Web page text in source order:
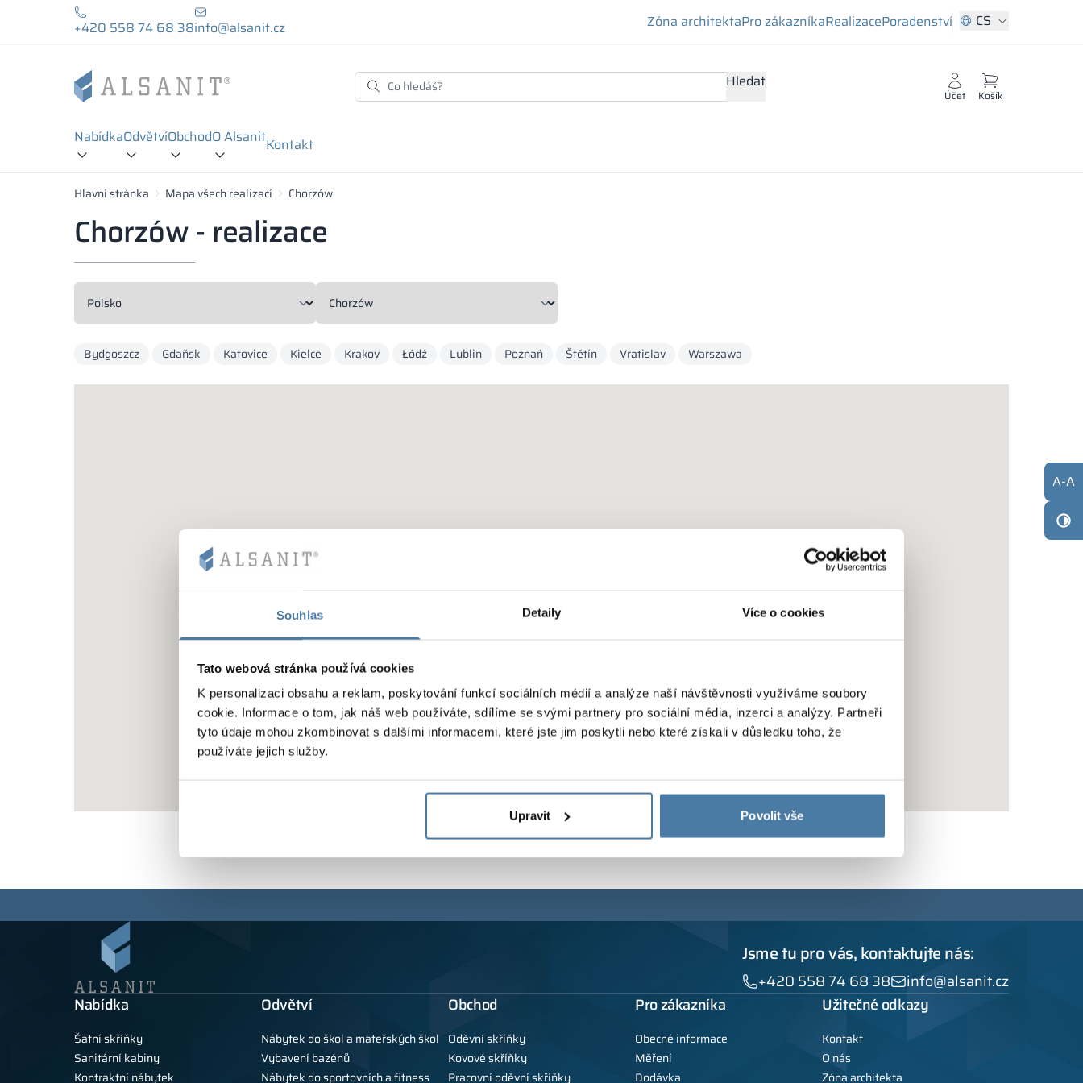
Souhlas Detaily Více o cookies
Tato webová stránka používá cookies
K personalizaci obsahu a reklam, poskytování funkcí sociálních médií a analýze naší návštěvnosti využíváme soubory
cookie. Informace o tom, jak náš web používáte, sdílíme se svými partnery pro sociální média, inzerci a analýzy. Partneři
tyto údaje mohou zkombinovat s dalšími informacemi, které jste jim poskytli nebo které získali v důsledku toho, že
používáte jejich služby.
Upravit Povolit vše
+420 558 74 68 38info@alsanit.cz Zóna architektaPro zákazníkaRealizacePoradenství CS
Hledat
Účet Košík
NabídkaOdvětvíObchodO AlsanitKontakt
Hlavní stránka Mapa všech realizací Chorzów
Chorzów - realizace
Bydgoszcz Gdaňsk Katovice Kielce Krakov Łódź Lublin Poznań Štětín Vratislav Warszawa
Jsme tu pro vás, kontaktujte nás:
+420 558 74 68 38
info@alsanit.cz
Nabídka
Šatní skříňky
Sanitární kabiny
Kontraktní nábytek
Odvětví
Nábytek do škol a mateřských škol
Vybavení bazénů
Nábytek do sportovních a fitness
Obchod
Oděvní skříňky
Kovové skříňky
Pracovní oděvní skříňky
Pro zákazníka
Obecné informace
Měření
Dodávka
Užitečné odkazy
Kontakt
O nás
Zóna architekta
A-A